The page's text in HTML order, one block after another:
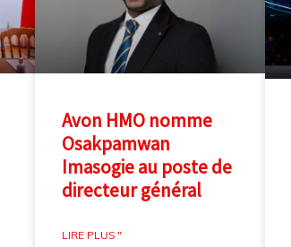
Avon HMO nomme
Osakpamwan
Imasogie au poste de
directeur général
LIRE PLUS "